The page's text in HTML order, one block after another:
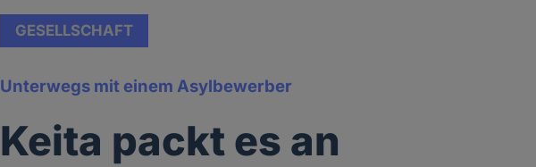
GESELLSCHAFT
Unterwegs mit einem Asylbewerber
Keita packt es an